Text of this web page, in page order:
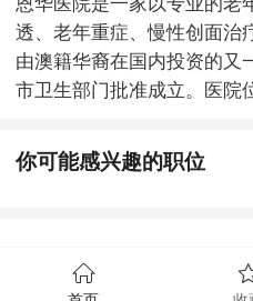
透、老年重症、慢性创面治
由澳籍华裔在国内投资的又
市卫生部门批准成立。医院
设有床位500张，一期总投资达6000
设有内科、外科、妇科、中
风系统、中心供氧系统、中
统，配备彩色多普勒超声系
你可能感兴趣的职位